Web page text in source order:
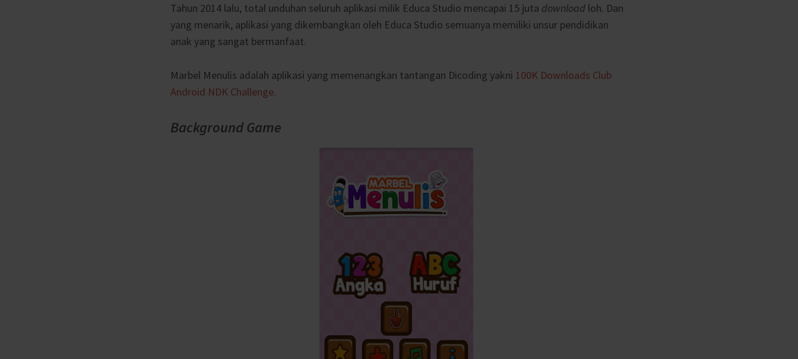
Tahun 2014 lalu, total unduhan seluruh aplikasi milik Educa Studio mencapai 15 juta download loh. Dan
yang menarik, aplikasi yang dikembangkan oleh Educa Studio semuanya memiliki unsur pendidikan
anak yang sangat bermanfaat.
Marbel Menulis adalah aplikasi yang memenangkan tantangan Dicoding yakni 100K Downloads Club
Android NDK Challenge.
BackgroundGame